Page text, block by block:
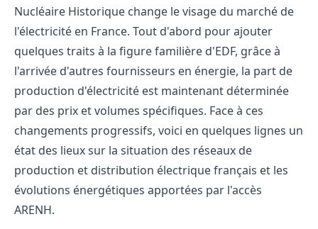
Nucléaire Historique change le visage du marché de
l'électricité en France. Tout d'abord pour ajouter
quelques traits à la figure familière d'EDF, grâce à
l'arrivée d'autres fournisseurs en énergie, la part de
production d'électricité est maintenant déterminée
par des prix et volumes spécifiques. Face à ces
changements progressifs, voici en quelques lignes un
état des lieux sur la situation des réseaux de
production et distribution électrique français et les
évolutions énergétiques apportées par l'accès
ARENH.